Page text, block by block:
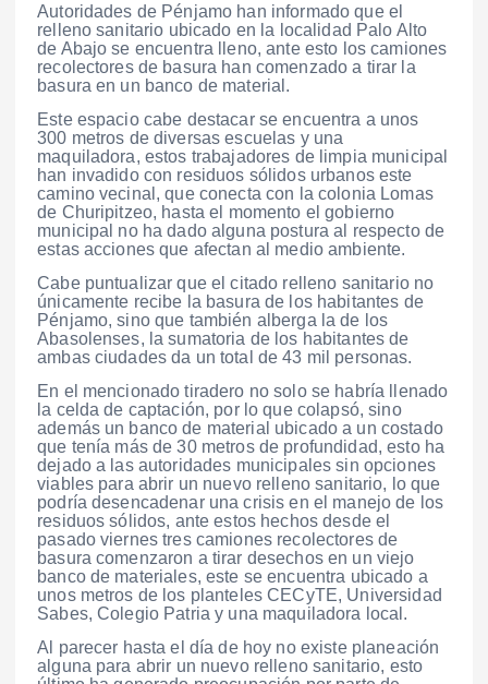
Autoridades de Pénjamo han informado que el
relleno sanitario ubicado en la localidad Palo Alto
de Abajo se encuentra lleno, ante esto los camiones
recolectores de basura han comenzado a tirar la
basura en un banco de material.
Este espacio cabe destacar se encuentra a unos
300 metros de diversas escuelas y una
maquiladora, estos trabajadores de limpia municipal
han invadido con residuos sólidos urbanos este
camino vecinal, que conecta con la colonia Lomas
de Churipitzeo, hasta el momento el gobierno
municipal no ha dado alguna postura al respecto de
estas acciones que afectan al medio ambiente.
Cabe puntualizar que el citado relleno sanitario no
únicamente recibe la basura de los habitantes de
Pénjamo, sino que también alberga la de los
Abasolenses, la sumatoria de los habitantes de
ambas ciudades da un total de 43 mil personas.
En el mencionado tiradero no solo se habría llenado
la celda de captación, por lo que colapsó, sino
además un banco de material ubicado a un costado
que tenía más de 30 metros de profundidad, esto ha
dejado a las autoridades municipales sin opciones
viables para abrir un nuevo relleno sanitario, lo que
podría desencadenar una crisis en el manejo de los
residuos sólidos, ante estos hechos desde el
pasado viernes tres camiones recolectores de
basura comenzaron a tirar desechos en un viejo
banco de materiales, este se encuentra ubicado a
unos metros de los planteles CECyTE, Universidad
Sabes, Colegio Patria y una maquiladora local.
Al parecer hasta el día de hoy no existe planeación
alguna para abrir un nuevo relleno sanitario, esto